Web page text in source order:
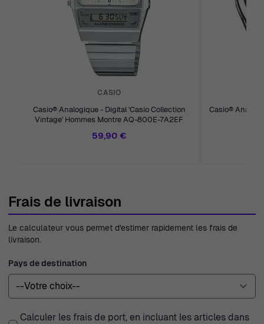
CASIO
Casio® Analogique - Digital 'Casio Collection
Vintage' Hommes Montre AQ-800E-7A2EF
59,90 €
Casio®
Frais de livraison
Le calculateur vous permet d'estimer rapidement les frais de
livraison.
Pays de destination
Calculer les frais de port, en incluant les articles dans